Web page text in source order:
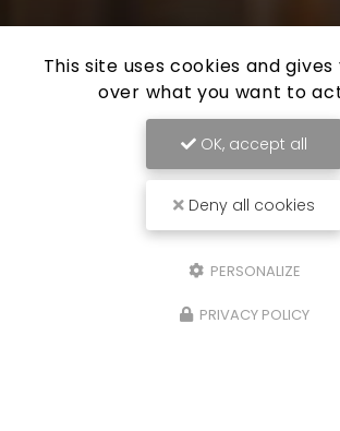
This site uses cookies and
over what you want to
OK, accept all
Deny all cookies
PERSONALIZE
PRIVACY POLICY